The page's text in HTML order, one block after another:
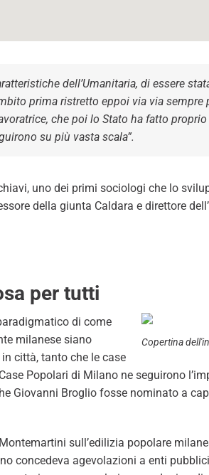
dell’Umanitaria, di essere
prima ristretto eppoi via via
che poi lo Stato ha fatto
su più vasta scala”.
uno dei primi sociologi che lo
della giunta Caldara e direttore
per tutti
Copertina
di come
milanese siano
città, tanto che le case
Popolari di Milano ne seguirono
Giovanni Broglio fosse nominato a
sull’edilizia popolare
concedeva agevolazioni a enti